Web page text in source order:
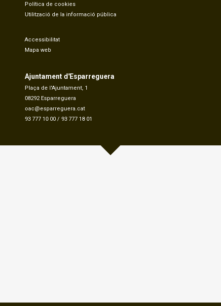
Política de cookies
Utilització de la informació pública
Accessibilitat
Mapa web
Ajuntament d'Esparreguera
Plaça de l'Ajuntament, 1
08292 Esparreguera
oac@esparreguera.cat
93 777 10 00 / 93 777 18 01